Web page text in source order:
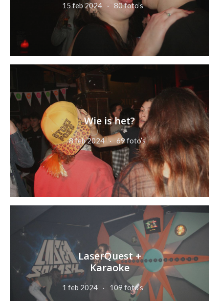
15 feb 2024 80 foto’s
Wie is het?
8 feb 2024 69 foto’s
LaserQuest +
Karaoke
1 feb 2024 109 foto’s